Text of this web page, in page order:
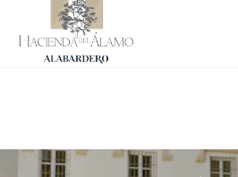
952 65 26 53